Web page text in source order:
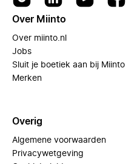
Over Miinto
Over miinto.nl
Jobs
Sluit je boetiek aan bij Miinto
Merken
Overig
Algemene voorwaarden
Privacywetgeving